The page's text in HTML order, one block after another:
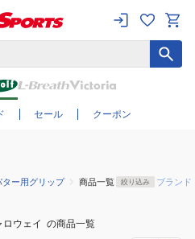
セール クーポン
に絞り込む
ター用グリップ 商品一覧 絞り込み ブランド
ロウェイ の商品一覧